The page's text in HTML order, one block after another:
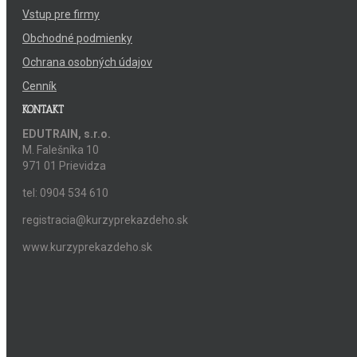
Vstup pre firmy
Obchodné podmienky
Ochrana osobných údajov
Cenník
KONTAKT
EDUTRAIN, s.r.o.
M. Falešníka 10
971 01 Prievidza
tel: 0904 534 610
registracia@kurzyprekazdeho.sk
www.kurzyprekazdeho.sk